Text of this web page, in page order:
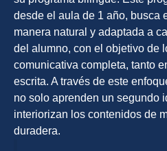
desde el aula de 1 año, busca
manera natural y adaptada a
del alumno, con el objetivo de
comunicativa completa, tanto
escrita. A través de este
no solo aprenden un segundo
interiorizan los contenidos de
duradera.